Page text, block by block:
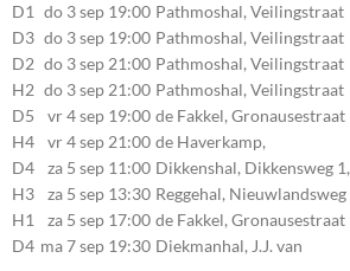
D1 do 3 sep 19:00 Pathmoshal, Veilingstraat
20, 7545LZ Enschede
D3 do 3 sep 19:00 Pathmoshal, Veilingstraat
20, 7545LZ Enschede
D2 do 3 sep 21:00 Pathmoshal, Veilingstraat
20, 7545LZ Enschede
H2 do 3 sep 21:00 Pathmoshal, Veilingstraat
20, 7545LZ Enschede
D5 vr 4 sep 19:00 de Fakkel, Gronausestraat
107, 7581CE Losser
H4 vr 4 sep 21:00 de Haverkamp,
Stationsstraat 30, 7475AM
Markelo
D4 za 5 sep 11:00 Dikkenshal, Dikkensweg 1,
7641CC Wierden
H3 za 5 sep 13:30 Reggehal, Nieuwlandsweg
1, 7461VP Rijssen
H1 za 5 sep 17:00 de Fakkel, Gronausestraat
107, 7581CE Losser
D4 ma 7 sep 19:30 Diekmanhal, J.J. van